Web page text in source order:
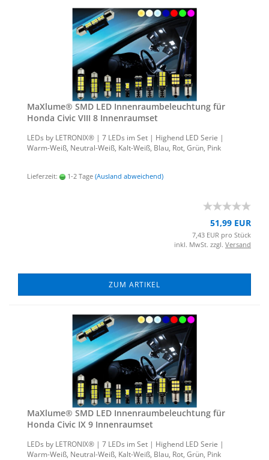
MaXlu­me® SMD LED In­nen­raum­be­leuch­tung für
Honda Civic VIII 8 In­nen­ra­um­set
LEDs by LE­TRO­NIX® | 7 LEDs im Set | Hig­h­end LED Serie |
Warm-​Weiß, Neutral-​Weiß, Kalt-​Weiß, Blau, Rot, Grün, Pink
Lieferzeit: 1-2 Tage (Ausland abweichend)
51,99 EUR
7,43 EUR pro Stück
inkl. MwSt. zzgl. Versand
ZUM ARTIKEL
MaXlu­me® SMD LED In­nen­raum­be­leuch­tung für
Honda Civic IX 9 In­nen­ra­um­set
LEDs by LE­TRO­NIX® | 7 LEDs im Set | Hig­h­end LED Serie |
Warm-​Weiß, Neutral-​Weiß, Kalt-​Weiß, Blau, Rot, Grün, Pink